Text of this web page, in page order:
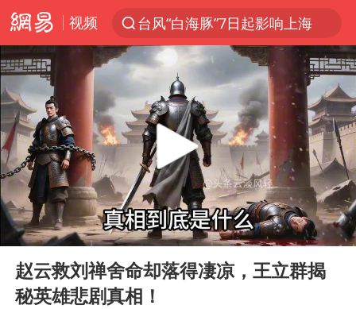
视频
台风“白海豚”7日起影响上海
聚“绿”成势，结构转型活力足
80后女柜员逆袭成4200亿银行副行长
多地要求领导干部带头休假
四川资阳市原市长王善平被判11年
金饰克价大幅跳涨
24小时不关空调 电费会更低吗
郑国霖回应去景区上班被保安拦下
浙江舟山21条水上客运航线停航
Play
00:00 09:12
赵云救刘禅舍命却落得凄凉，王立群揭
秘英雄悲剧真相！